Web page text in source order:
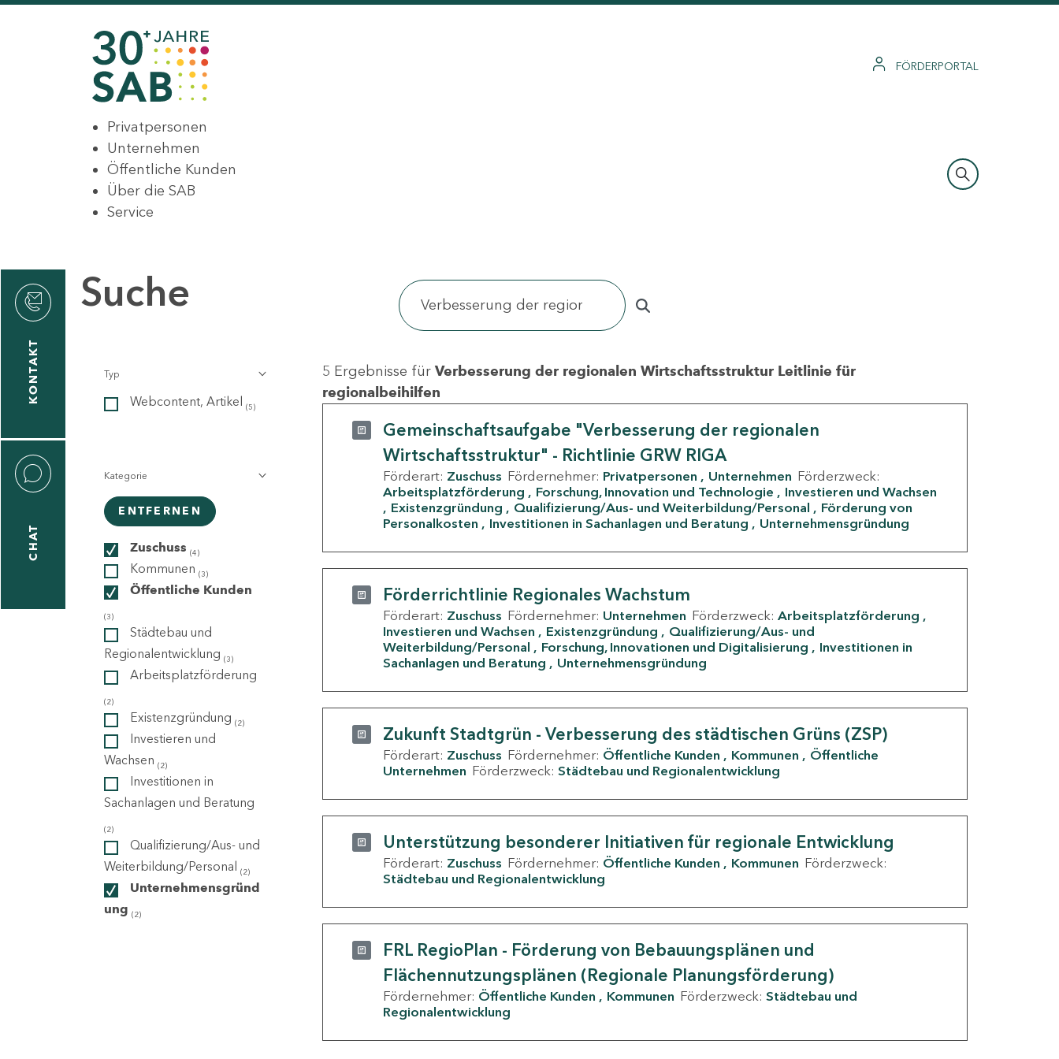
FÖRDERPORTAL
Privatpersonen
Unternehmen
Öffentliche Kunden
Über die SAB
Service
KONTAKT
CHAT
Suche
Typ
Webcontent, Artikel (5)
Kategorie
ENTFERNEN
Zuschuss (4)
Kommunen (3)
Öffentliche Kunden
(3)
Städtebau und
Regionalentwicklung (3)
Arbeitsplatzförderung
(2)
Existenzgründung (2)
Investieren und
Wachsen (2)
Investitionen in
Sachanlagen und Beratung
(2)
Qualifizierung/Aus- und
Weiterbildung/Personal (2)
Unternehmensgründ
ung (2)
5 Ergebnisse für Verbesserung der regionalen Wirtschaftsstruktur Leitlinie für
regionalbeihilfen
Gemeinschaftsaufgabe "Verbesserung der regionalen
Wirtschaftsstruktur" - Richtlinie GRW RIGA
Förderart: Zuschuss Fördernehmer: Privatpersonen Unternehmen Förderzweck:
Arbeitsplatzförderung
Forschung, Innovation und Technologie
Investieren und Wachsen
Existenzgründung
Qualifizierung/Aus- und Weiterbildung/Personal
Förderung von
Personalkosten
Investitionen in Sachanlagen und Beratung Unternehmensgründung
Förderrichtlinie Regionales Wachstum
Förderart: Zuschuss Fördernehmer: Unternehmen Förderzweck: Arbeitsplatzförderung
Investieren und Wachsen
Existenzgründung
Qualifizierung/Aus- und
Weiterbildung/Personal
Forschung, Innovationen und Digitalisierung
Investitionen in
Sachanlagen und Beratung
Unternehmensgründung
Zukunft Stadtgrün - Verbesserung des städtischen Grüns (ZSP)
Förderart: Zuschuss Fördernehmer: Öffentliche Kunden Kommunen
Öffentliche
Unternehmen Förderzweck: Städtebau und Regionalentwicklung
Unterstützung besonderer Initiativen für regionale Entwicklung
Förderart: Zuschuss Fördernehmer: Öffentliche Kunden Kommunen Förderzweck:
Städtebau und Regionalentwicklung
FRL RegioPlan - Förderung von Bebauungsplänen und
Flächennutzungsplänen (Regionale Planungsförderung)
Fördernehmer: Öffentliche Kunden Kommunen Förderzweck: Städtebau und
Regionalentwicklung